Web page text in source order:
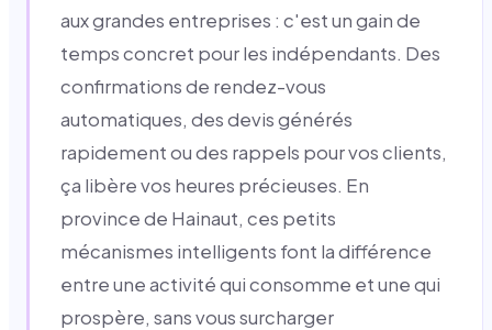
aux grandes entreprises : c'est un gain de
temps concret pour les indépendants. Des
confirmations de rendez-vous
automatiques, des devis générés
rapidement ou des rappels pour vos clients,
ça libère vos heures précieuses. En
province de Hainaut, ces petits
mécanismes intelligents font la différence
entre une activité qui consomme et une qui
prospère, sans vous surcharger